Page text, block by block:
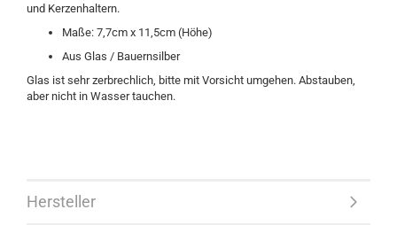
und Kerzenhaltern.
Maße: 7,7cm x 11,5cm (Höhe)
Aus Glas / Bauernsilber
Glas ist sehr zerbrechlich, bitte mit Vorsicht umgehen. Abstauben,
aber nicht in Wasser tauchen.
Hersteller